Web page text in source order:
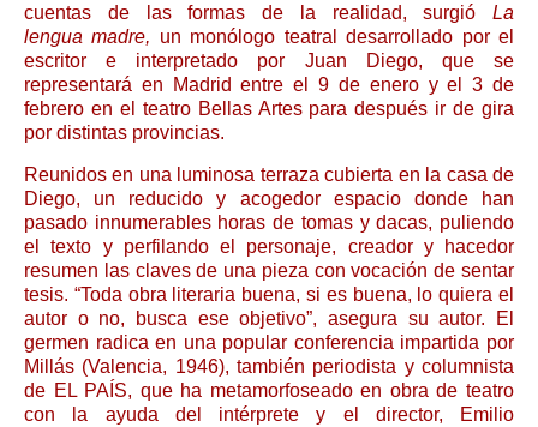
cuentas de las formas de la realidad, surgió La
lengua madre, un monólogo teatral desarrollado por el
escritor e interpretado por Juan Diego, que se
representará en Madrid entre el 9 de enero y el 3 de
febrero en el teatro Bellas Artes para después ir de gira
por distintas provincias.
Reunidos en una luminosa terraza cubierta en la casa de
Diego, un reducido y acogedor espacio donde han
pasado innumerables horas de tomas y dacas, puliendo
el texto y perfilando el personaje, creador y hacedor
resumen las claves de una pieza con vocación de sentar
tesis. “Toda obra literaria buena, si es buena, lo quiera el
autor o no, busca ese objetivo”, asegura su autor. El
germen radica en una popular conferencia impartida por
Millás (Valencia, 1946), también periodista y columnista
de EL PAÍS, que ha metamorfoseado en obra de teatro
con la ayuda del intérprete y el director, Emilio